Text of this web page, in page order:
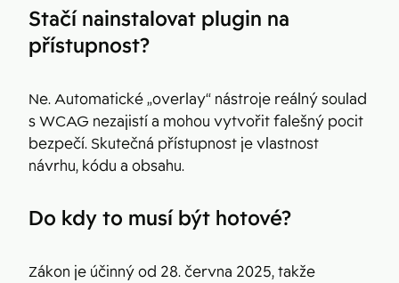
Stačí nainstalovat plugin na
přístupnost?
Ne. Automatické „overlay“ nástroje reálný soulad
s WCAG nezajistí a mohou vytvořit falešný pocit
bezpečí. Skutečná přístupnost je vlastnost
návrhu, kódu a obsahu.
Do kdy to musí být hotové?
Zákon je účinný od 28. června 2025, takže